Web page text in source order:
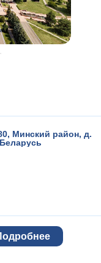
Минский район, д.
Беларусь